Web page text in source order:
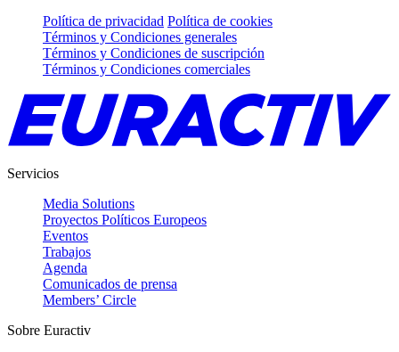
Política de privacidad Política de cookies
Términos y Condiciones generales
Términos y Condiciones de suscripción
Términos y Condiciones comerciales
Servicios
Media Solutions
Proyectos Políticos Europeos
Eventos
Trabajos
Agenda
Comunicados de prensa
Members’ Circle
Sobre Euractiv